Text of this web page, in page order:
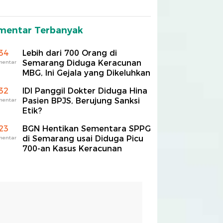
Terbanyak
Lebih dari 700 Orang di
Semarang Diduga Keracunan
MBG, Ini Gejala yang Dikeluhkan
IDI Panggil Dokter Diduga Hina
Pasien BPJS, Berujung Sanksi
Etik?
BGN Hentikan Sementara SPPG
di Semarang usai Diduga Picu
700-an Kasus Keracunan